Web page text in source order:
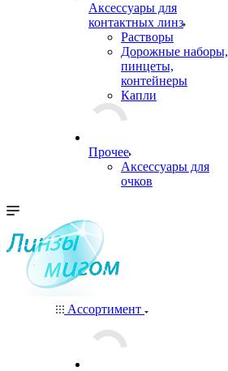
Аксессуары для
контактных линз
Растворы
Дорожные наборы,
пинцеты,
контейнеры
Капли
Прочее
Аксессуары для
очков
Ассортимент